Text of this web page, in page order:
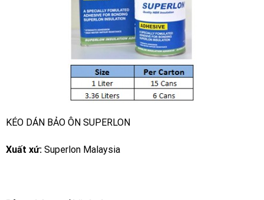
KÉO DÁN BẢO ÔN SUPERLON
Xuất xứ:Superlon Malaysia